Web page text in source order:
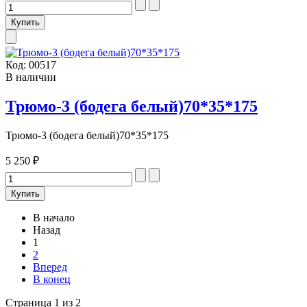
Код: 00517
В наличии
Трюмо-3 (бодега белый)70*35*175
Трюмо-3 (бодега белый)70*35*175
5 250 ₽
В начало
Назад
1
2
Вперед
В конец
Страница 1 из 2